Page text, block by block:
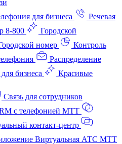
для бизнеса
Речевая
8-800
Городской
номер
Контроль
Распределение
бизнеса
Красивые
Связь для сотрудников
с телефонией МТТ
контакт‑центр
Виртуальная АТС МТТ